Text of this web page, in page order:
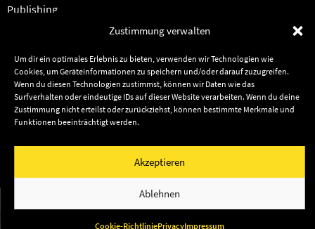
Zustimmung verwalten
Um dir ein optimales Erlebnis zu bieten, verwenden wir Technologien wie
Cookies, um Geräteinformationen zu speichern und/oder darauf zuzugreifen.
Wenn du diesen Technologien zustimmst, können wir Daten wie das
Surfverhalten oder eindeutige IDs auf dieser Website verarbeiten. Wenn du deine
Zustimmung nicht erteilst oder zurückziehst, können bestimmte Merkmale und
Funktionen beeinträchtigt werden.
Akzeptieren
Ablehnen
Cookie-RichtliniePrivacyImpressum
Publishing